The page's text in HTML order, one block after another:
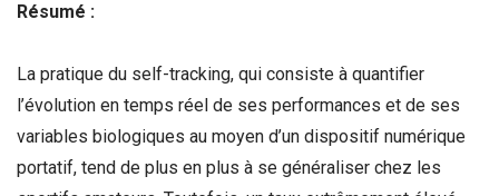
Résumé :
La pratique du self-tracking, qui consiste à quantifier
l’évolution en temps réel de ses performances et de ses
variables biologiques au moyen d’un dispositif numérique
portatif, tend de plus en plus à se généraliser chez les